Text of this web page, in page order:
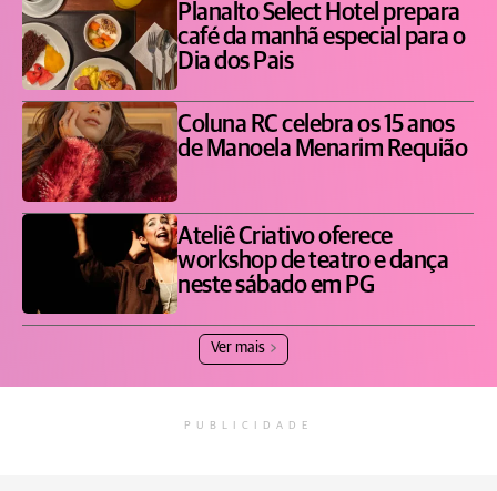
Planalto Select Hotel prepara
café da manhã especial para o
Dia dos Pais
Coluna RC celebra os 15 anos
de Manoela Menarim Requião
Ateliê Criativo oferece
workshop de teatro e dança
neste sábado em PG
Ver mais
PUBLICIDADE